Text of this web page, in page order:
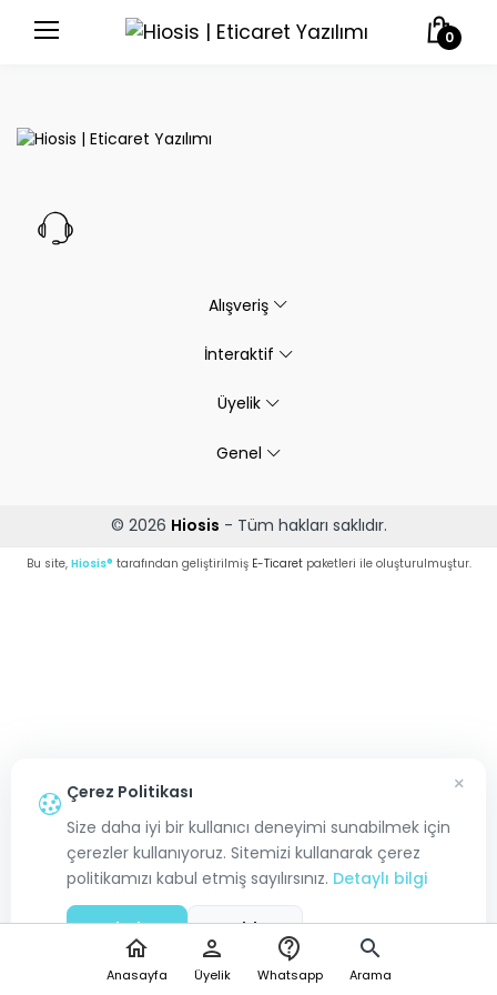
0
Alışveriş
İnteraktif
Üyelik
Genel
© 2026 Hiosis - Tüm hakları saklıdır.
Bu site, Hiosis® tarafından geliştirilmiş E-Ticaretpaketleri ile oluşturulmuştur.
home
Anasayfa
person
Üyelik
contact_support
Whatsapp
search
Arama
Çerez Politikası
Size daha iyi bir kullanıcı deneyimi sunabilmek için
çerezler kullanıyoruz. Sitemizi kullanarak çerez
politikamızı kabul etmiş sayılırsınız. Detaylı bilgi
Kabul Et Reddet
×